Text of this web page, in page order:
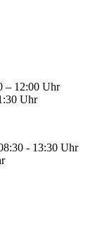
– 12:00 Uhr
Uhr
- 13:30 Uhr